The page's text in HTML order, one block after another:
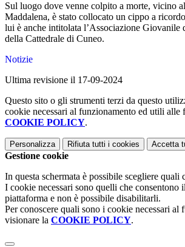
Sul luogo dove venne colpito a morte, vicino
Maddalena, è stato collocato un cippo a
lui è anche intitolata l’Associazione Giovanile
della Cattedrale di Cuneo.
Notizie
Ultima revisione il 17-09-2024
Questo sito o gli strumenti terzi da questo
cookie necessari al funzionamento ed utili alle
COOKIE POLICY.
Personalizza Rifiuta tutti i cookies Accetta
Gestione cookie
In questa schermata è possibile scegliere quali
I cookie necessari sono quelli che consentono
piattaforma e non è possibile disabilitarli.
Per conoscere quali sono i cookie necessari al
visionare la COOKIE POLICY.